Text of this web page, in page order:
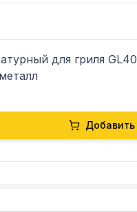
для гриля
Добавить